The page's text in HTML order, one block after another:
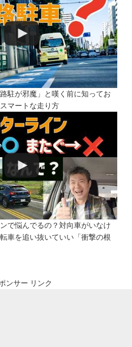
駐が邪魔」と嘆く前に知ってお
マートな走り方
で悩んでるの？対向車がいなけ
車を追い抜いていい「衝撃の根
ンサー リンク